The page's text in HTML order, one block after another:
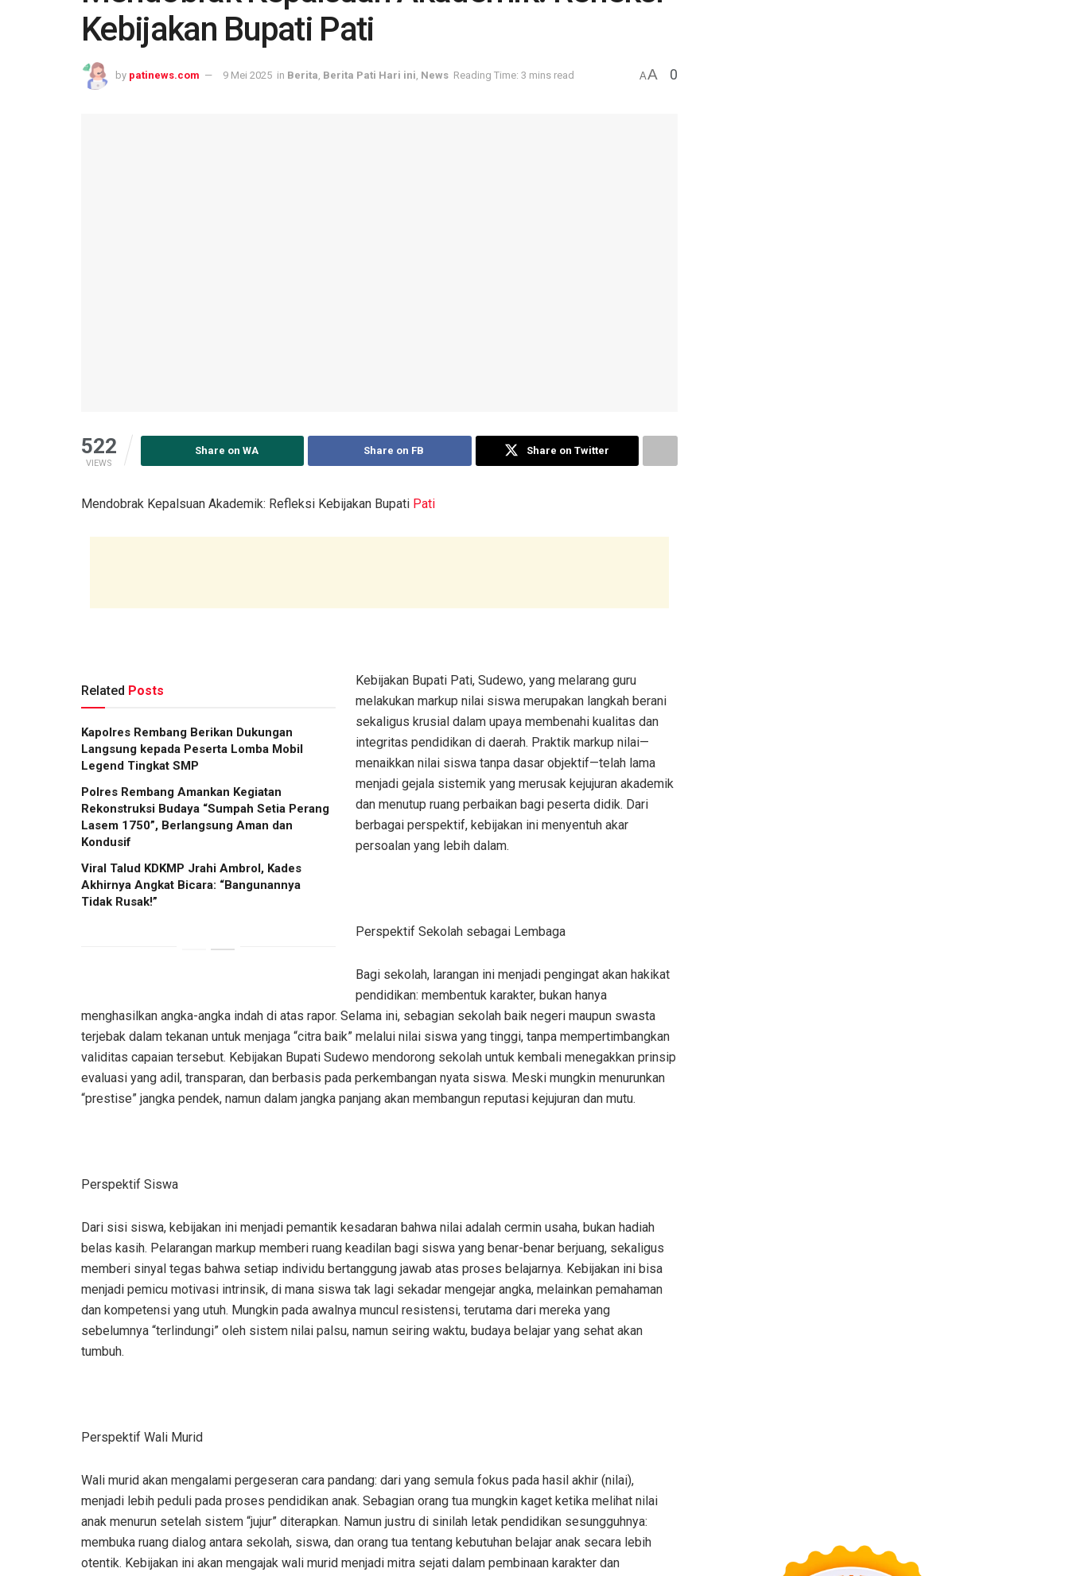
Kebijakan Bupati Pati
by patinews.com 9 Mei 2025 in Berita Berita Pati Hari ini News Reading Time: 3 mins read AA 0
522
VIEWS
Share on WA Share on FB Share on Twitter
Mendobrak Kepalsuan Akademik: Refleksi Kebijakan Bupati Pati
Related Posts
Kapolres Rembang Berikan Dukungan
Langsung kepada Peserta Lomba Mobil
Legend Tingkat SMP
Polres Rembang Amankan Kegiatan
Rekonstruksi Budaya “Sumpah Setia Perang
Lasem 1750”, Berlangsung Aman dan
Kondusif
Viral Talud KDKMP Jrahi Ambrol, Kades
Akhirnya Angkat Bicara: “Bangunannya
Tidak Rusak!”
Kebijakan Bupati Pati, Sudewo, yang melarang guru
melakukan markup nilai siswa merupakan langkah berani
sekaligus krusial dalam upaya membenahi kualitas dan
integritas pendidikan di daerah. Praktik markup nilai—
menaikkan nilai siswa tanpa dasar objektif—telah lama
menjadi gejala sistemik yang merusak kejujuran akademik
dan menutup ruang perbaikan bagi peserta didik. Dari
berbagai perspektif, kebijakan ini menyentuh akar
persoalan yang lebih dalam.
Perspektif Sekolah sebagai Lembaga
Bagi sekolah, larangan ini menjadi pengingat akan hakikat
pendidikan: membentuk karakter, bukan hanya
menghasilkan angka-angka indah di atas rapor. Selama ini, sebagian sekolah baik negeri maupun swasta
terjebak dalam tekanan untuk menjaga “citra baik” melalui nilai siswa yang tinggi, tanpa mempertimbangkan
validitas capaian tersebut. Kebijakan Bupati Sudewo mendorong sekolah untuk kembali menegakkan prinsip
evaluasi yang adil, transparan, dan berbasis pada perkembangan nyata siswa. Meski mungkin menurunkan
“prestise” jangka pendek, namun dalam jangka panjang akan membangun reputasi kejujuran dan mutu.
Perspektif Siswa
Dari sisi siswa, kebijakan ini menjadi pemantik kesadaran bahwa nilai adalah cermin usaha, bukan hadiah
belas kasih. Pelarangan markup memberi ruang keadilan bagi siswa yang benar-benar berjuang, sekaligus
memberi sinyal tegas bahwa setiap individu bertanggung jawab atas proses belajarnya. Kebijakan ini bisa
menjadi pemicu motivasi intrinsik, di mana siswa tak lagi sekadar mengejar angka, melainkan pemahaman
dan kompetensi yang utuh. Mungkin pada awalnya muncul resistensi, terutama dari mereka yang
sebelumnya “terlindungi” oleh sistem nilai palsu, namun seiring waktu, budaya belajar yang sehat akan
tumbuh.
Perspektif Wali Murid
Wali murid akan mengalami pergeseran cara pandang: dari yang semula fokus pada hasil akhir (nilai),
menjadi lebih peduli pada proses pendidikan anak. Sebagian orang tua mungkin kaget ketika melihat nilai
anak menurun setelah sistem “jujur” diterapkan. Namun justru di sinilah letak pendidikan sesungguhnya:
membuka ruang dialog antara sekolah, siswa, dan orang tua tentang kebutuhan belajar anak secara lebih
otentik. Kebijakan ini akan mengajak wali murid menjadi mitra sejati dalam pembinaan karakter dan